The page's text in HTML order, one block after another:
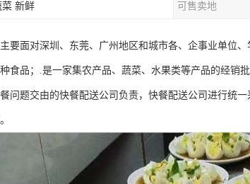
新鲜 可售卖地
要面对深圳、东莞、广州地区和城市各、企事业单位
食品；.是一家集农产品、蔬菜、水果类等产品的经销
问题交由的快餐配送公司负责，快餐配送公司进行统